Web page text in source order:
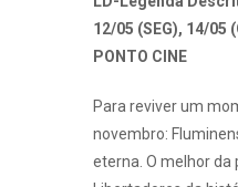
12/05 (SEG), 14/05
PONTO CINE
Para reviver um
novembro:
eterna. O melhor da